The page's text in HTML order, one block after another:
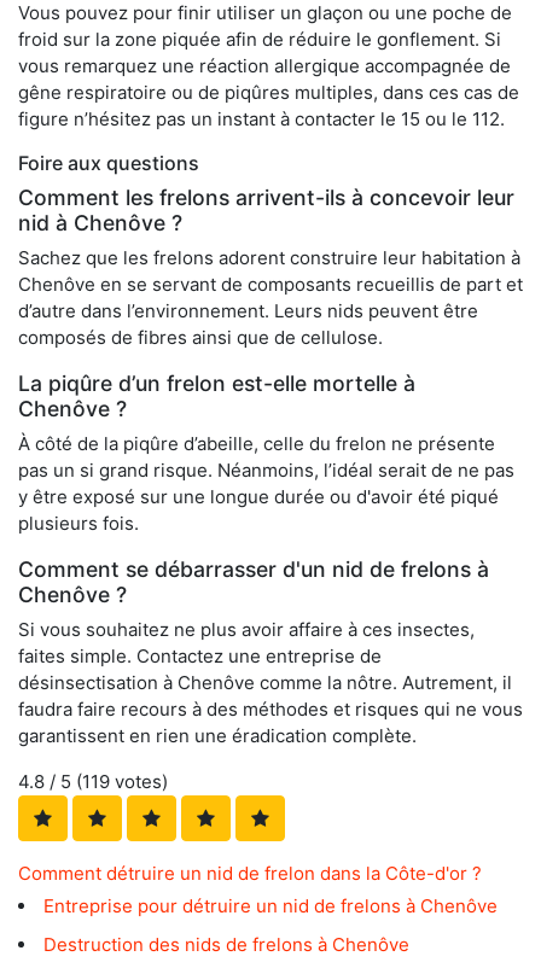
Vous pouvez pour finir utiliser un glaçon ou une poche de
froid sur la zone piquée afin de réduire le gonflement. Si
vous remarquez une réaction allergique accompagnée de
gêne respiratoire ou de piqûres multiples, dans ces cas de
figure n’hésitez pas un instant à contacter le 15 ou le 112.
Foire aux questions
Comment les frelons arrivent-ils à concevoir leur
nid à Chenôve ?
Sachez que les frelons adorent construire leur habitation à
Chenôve en se servant de composants recueillis de part et
d’autre dans l’environnement. Leurs nids peuvent être
composés de fibres ainsi que de cellulose.
La piqûre d’un frelon est-elle mortelle à
Chenôve ?
À côté de la piqûre d’abeille, celle du frelon ne présente
pas un si grand risque. Néanmoins, l’idéal serait de ne pas
y être exposé sur une longue durée ou d'avoir été piqué
plusieurs fois.
Comment se débarrasser d'un nid de frelons à
Chenôve ?
Si vous souhaitez ne plus avoir affaire à ces insectes,
faites simple. Contactez une entreprise de
désinsectisation à Chenôve comme la nôtre. Autrement, il
faudra faire recours à des méthodes et risques qui ne vous
garantissent en rien une éradication complète.
4.8 / 5 (119 votes)
Comment détruire un nid de frelon dans la Côte-d'or ?
Entreprise pour détruire un nid de frelons à Chenôve
Destruction des nids de frelons à Chenôve